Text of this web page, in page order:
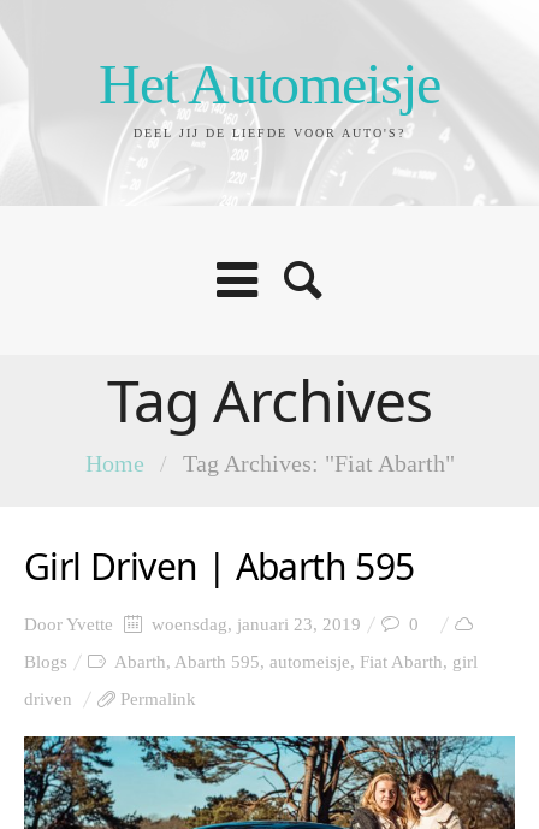
Het Automeisje
DEEL JIJ DE LIEFDE VOOR AUTO'S?
Tag Archives
Home / Tag Archives: "Fiat Abarth"
Girl Driven | Abarth 595
DoorYvette woensdag, januari 23, 2019
0
Blogs
Abarth, Abarth 595, automeisje, Fiat Abarth, girl
driven
Permalink